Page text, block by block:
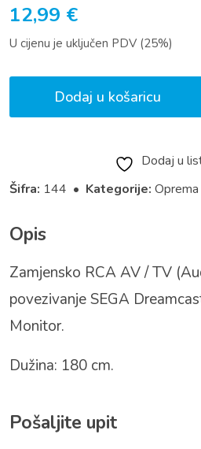
12,99 €
U cijenu je uključen PDV (25%)
Dodaj u košaricu
Dodaj u
Šifra: 144 • Kategorije:
Opis
Zamjensko RCA AV / TV
povezivanje SEGA
Monitor.
Dužina: 180 cm.
Pošaljite upit